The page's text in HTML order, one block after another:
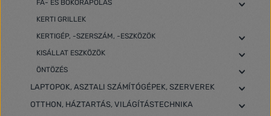
FA- ÉS BOKORÁPOLÁS
KERTI GRILLEK
KERTIGÉP, -SZERSZÁM, -ESZKÖZÖK
KISÁLLAT ESZKÖZÖK
ÖNTÖZÉS
LAPTOPOK, ASZTALI SZÁMÍTÓGÉPEK, SZERVEREK
OTTHON, HÁZTARTÁS, VILÁGÍTÁSTECHNIKA